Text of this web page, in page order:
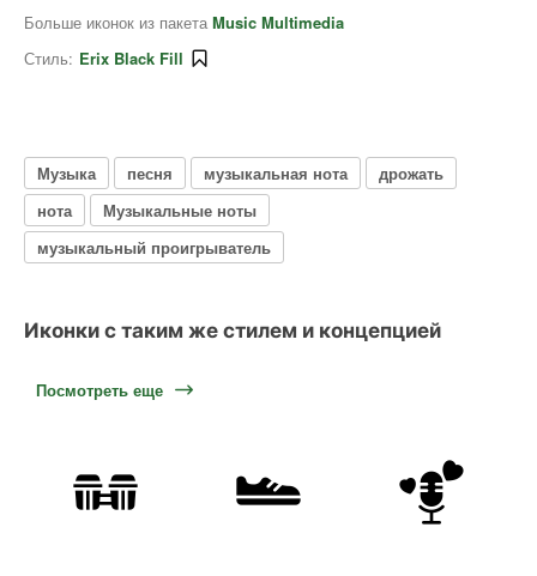
Больше иконок из пакета Music Multimedia
Стиль: Erix Black Fill
Музыка песня музыкальная нота
дрожать
нота
Музыкальные ноты
музыкальный проигрыватель
Иконки с таким же стилем и концепцией
Посмотреть еще